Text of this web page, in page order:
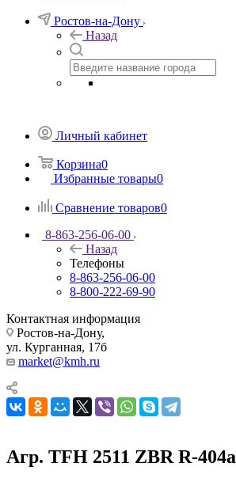
Ростов-на-Дону
Назад
Личный кабинет
Корзина0
Избранные товары0
Сравнение товаров0
8-863-256-06-00
Назад
Телефоны
8-863-256-06-00
8-800-222-69-90
Контактная информация
Ростов-на-Дону,
ул. Курганная, 17б
market@kmh.ru
Агр. TFH 2511 ZBR R-404a